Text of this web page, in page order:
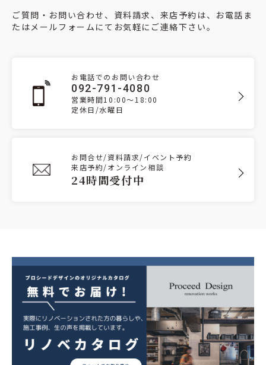
ご質問・お問い合わせ、資料請求、来店予約は、お電話ま
たはメールフォームにてお気軽にご連絡下さい。
お電話でのお問い合わせ
092-791-4080
営業時間10:00～18:00
定休日/水曜日
お問合せ/資料請求/イベント予約
来店予約/オンライン相談
24時間受付中